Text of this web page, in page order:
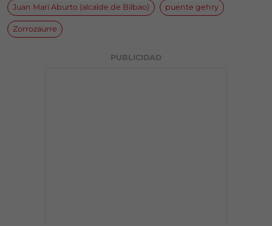
Juan Mari Aburto (alcalde de Bilbao) puente gehry
Zorrozaurre
PUBLICIDAD